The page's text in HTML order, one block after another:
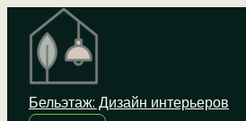
Перейти
содержимому
Бельэтаж: Дизайн интерьеров